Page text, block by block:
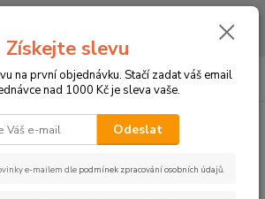
MNOŽSTVÍ NAŠICH PRODUKTŮ ZA LEPŠÍ
CZK
Hledat
0
Získejte slevu
na první objednávku. Stačí zadat váš email
nad 1000 Kč je sleva vaše.
Odeslat
e-mailem dle podmínek zpracování osobních údajů.